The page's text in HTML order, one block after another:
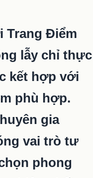
Trang Điểm
lẫy chỉ thực
kết hợp với
phù hợp.
gia
vai trò tư
phong